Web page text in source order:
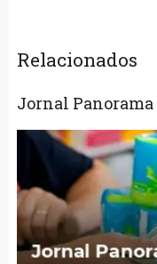
Relacionados
Jornal Panorama